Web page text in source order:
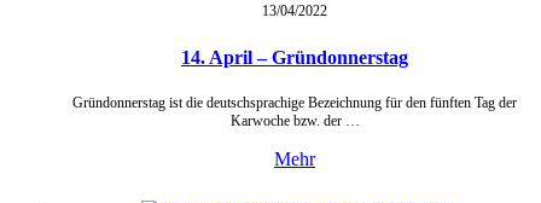
13/04/2022
14. April – Gründonnerstag
Gründonnerstag ist die deutschsprachige Bezeichnung für den fünften Tag der
Karwoche bzw. der …
Mehr